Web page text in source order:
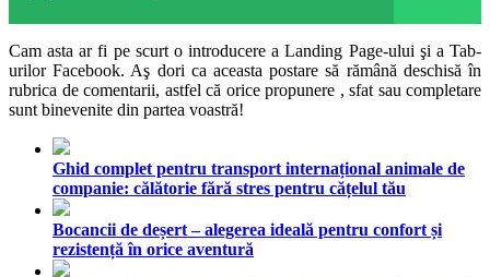
Cam asta ar fi pe scurt o introducere a Landing Page-ului şi a Tab-
urilor Facebook. Aş dori ca aceasta postare să rămână deschisă în
rubrica de comentarii, astfel că orice propunere , sfat sau completare
sunt binevenite din partea voastră!
Ghid complet pentru transport internațional animale de
companie: călătorie fără stres pentru cățelul tău
Bocancii de deșert – alegerea ideală pentru confort și
rezistență în orice aventură